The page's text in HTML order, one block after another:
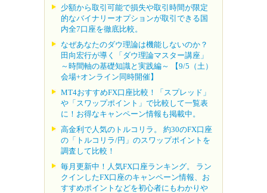
少額から取引可能で損失や取引時間が限定
的なバイナリーオプションが取引できる国
内全7口座を徹底比較。
なぜあなたのダウ理論は機能しないのか？
田向宏行が導く「ダウ理論マスター講座」
～時間軸の基礎知識と実践編～ 【9/5（土）
会場+オンライン同時開催】
MT4おすすめFX口座比較！「スプレッド」
や「スワップポイント」で比較して一覧表
に！お得なキャンペーン情報も掲載中。
高金利で人気のトルコリラ。 約30のFX口座
の「トルコリラ/円」のスワップポイントを
調査して比較！
毎月更新中！人気FX口座ランキング。 ラン
クインしたFX口座のキャンペーン情報、お
すすめポイントなどを初心者にもわかりや